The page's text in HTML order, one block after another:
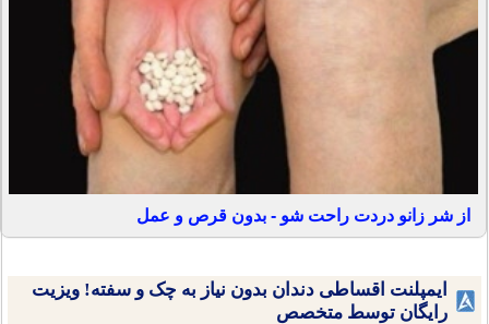
از شر زانو دردت راحت شو - بدون قرص و عمل
ایمپلنت اقساطی دندان بدون نیاز به چک و سفته! ویزیت
رایگان توسط متخصص